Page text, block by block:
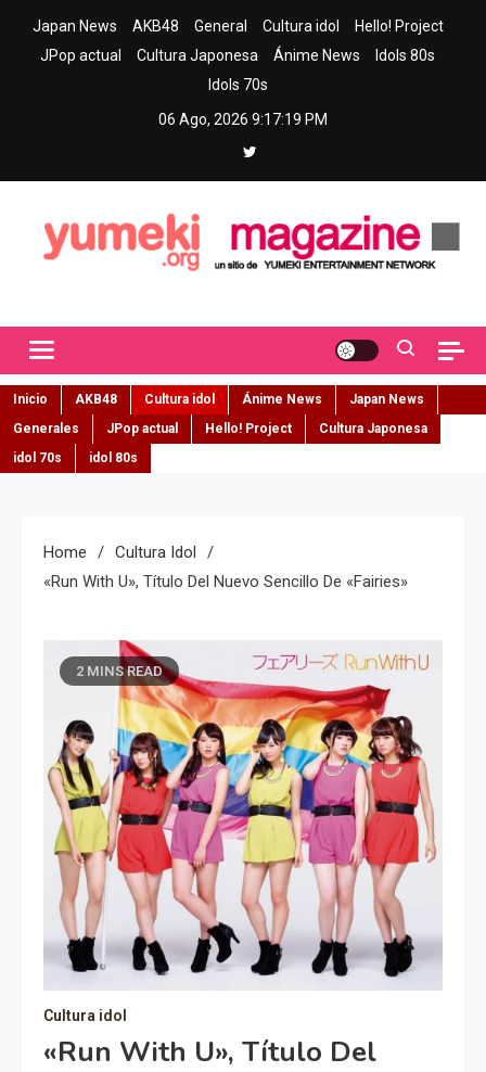
Japan News AKB48 General Cultura idol
Hello! Project
JPop actual
Cultura Japonesa Ánime News
Idols 80s
Idols 70s
06 Ago, 2026 9:17:20 PM
Inicio AKB48 Cultura idol Ánime News
Japan News
Generales
JPop actual Hello! Project
Cultura Japonesa
idol 70s
idol 80s
Home
Cultura Idol
«Run With U», Título Del Nuevo Sencillo De «Fairies»
2 MINS READ
Cultura idol
«Run With U», Título Del